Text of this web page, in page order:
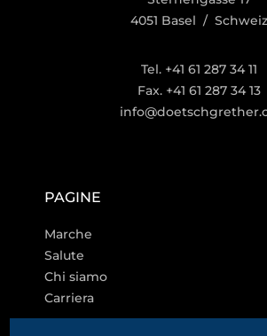
4051 Basel / Schweiz
Tel. +41 61 287 34 11
Fax. +41 61 287 34 13
PAGINE
Marche
Salute
Chi siamo
Carriera